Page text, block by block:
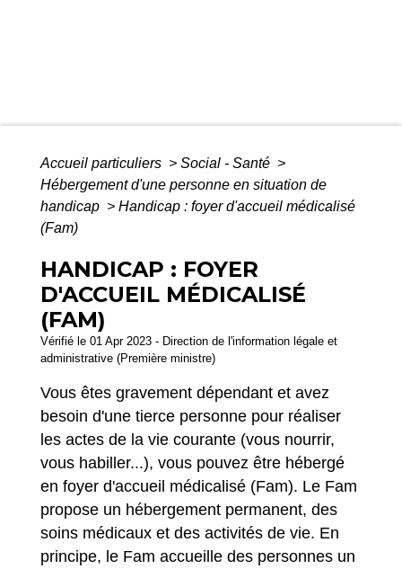
Accueil particuliers > Social - Santé >
Hébergement d'une personne en situation de
handicap > Handicap : foyer d'accueil médicalisé
(Fam)
HANDICAP : FOYER
D'ACCUEIL MÉDICALISÉ
(FAM)
Vérifié le 01 Apr 2023 - Direction de l'information légale et
administrative (Première ministre)
Vous êtes gravement dépendant et avez
besoin d'une tierce personne pour réaliser
les actes de la vie courante (vous nourrir,
vous habiller...), vous pouvez être hébergé
en foyer d'accueil médicalisé (Fam). Le Fam
propose un hébergement permanent, des
soins médicaux et des activités de vie. En
principe, le Fam accueille des personnes un